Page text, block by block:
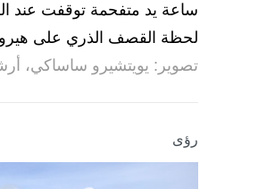
لحظة القصف الذري على
تصوير: يويتشيرو ساساكي،
رؤى